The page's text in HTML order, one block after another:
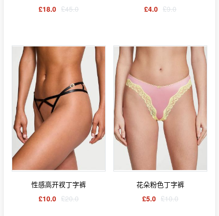
£18.0 £45.0
£4.0 £9.0
性感高开衩丁字裤
£10.0 £20.0
花朵粉色丁字裤
£5.0 £10.0